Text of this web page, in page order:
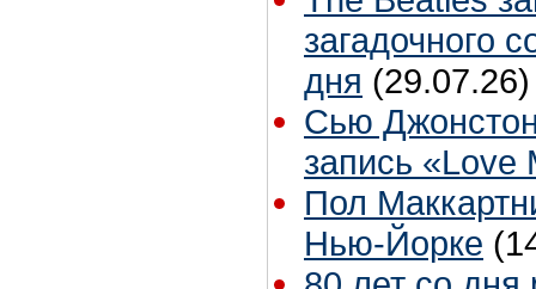
загадочного
дня (29.07.26)
Сью
запись «Love
Пол
Нью-Йорке